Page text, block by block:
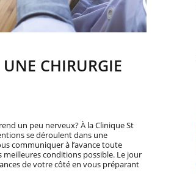
CHIRURGIE
un peu nerveux? À la Clinique St
se déroulent dans une
communiquer à l’avance toute
meilleures conditions possible. Le jour
de votre côté en vous préparant